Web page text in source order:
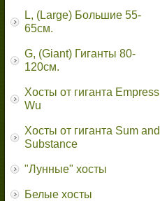
L, (Large) Большие 55-
65cм.
G, (Giant) Гиганты 80-
120см.
Хосты от гиганта Empress
Wu
Хосты от гиганта Sum and
Substance
"Лунные" хосты
Белые хосты